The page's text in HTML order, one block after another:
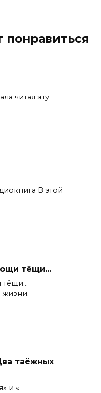
читая эту
В этой
тёщи…
тёщи…
жизни.
таёжных
и «